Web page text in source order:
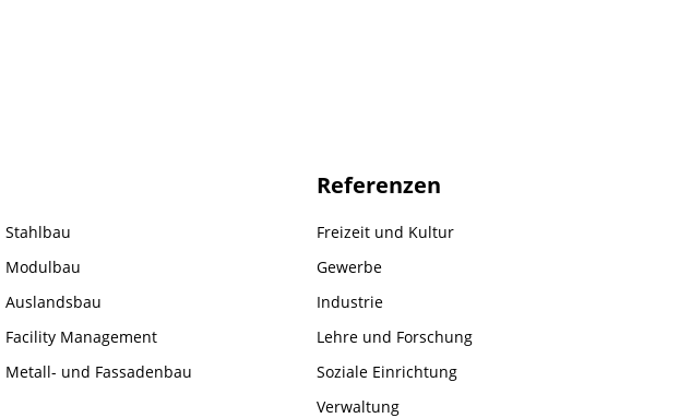
Referenzen
Stahlbau
Modulbau
Auslandsbau
Facility Management
Metall- und Fassadenbau
Freizeit und Kultur
Gewerbe
Industrie
Lehre und Forschung
Soziale Einrichtung
Verwaltung